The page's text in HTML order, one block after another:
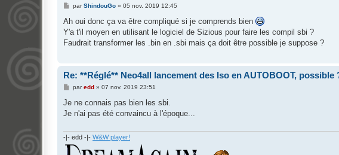
M
s
a
g
parShindouGo» 05 nov. 2019 12:45
Ah oui donc ça va être compliqué si je comprends bien
Y'a t'il moyen en utilisant le logiciel de Sizious pour faire les compil sbi ?
Faudrait transformer les .bin en .sbi mais ça doit être possible je suppose ?
Re: **Réglé** Neo4all lancement des Iso en AUTOBOOT, possible
M
s
a
paredd» 07 nov. 2019 23:51
Je ne connais pas bien les sbi.
Je n'ai pas été convaincu à l'époque...
-|- edd -|- W&W player!